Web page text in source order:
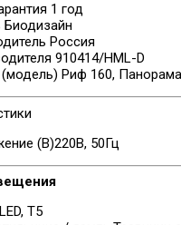
1 год
Биодизайн
Россия
910414/HML-D
Риф 160,
(В)220В, 50Гц
LED, T5